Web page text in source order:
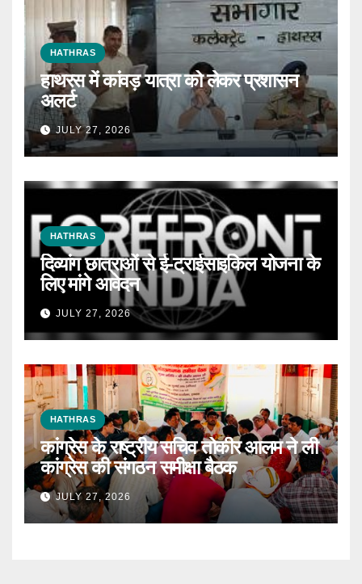
HATHRAS
हाथरस में कांवड़ यात्रा को लेकर प्रशासन
अलर्ट
JULY 27, 2026
HATHRAS
दिव्यांग छात्राओं से ई-ट्राईसाइकिल योजना के
लिए मांगे आवेदन
JULY 27, 2026
HATHRAS
कांग्रेस के राष्ट्रीय सचिव तोकीर आलम ने ली
कांग्रेस की संगठन समीक्षा बैठक
JULY 27, 2026